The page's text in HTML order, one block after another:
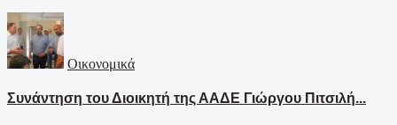
Οικονομικά
Συνάντηση του Διοικητή της ΑΑΔΕ Γιώργου Πιτσιλή...